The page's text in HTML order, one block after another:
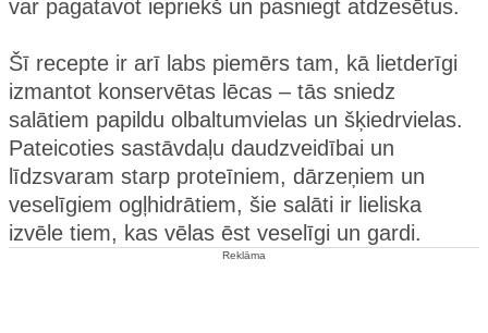
var pagatavot iepriekš un pasniegt atdzesētus.
Šī recepte ir arī labs piemērs tam, kā lietderīgi
izmantot konservētas lēcas – tās sniedz
salātiem papildu olbaltumvielas un šķiedrvielas.
Pateicoties sastāvdaļu daudzveidībai un
līdzsvaram starp proteīniem, dārzeņiem un
veselīgiem ogļhidrātiem, šie salāti ir lieliska
izvēle tiem, kas vēlas ēst veselīgi un gardi.
Reklāma